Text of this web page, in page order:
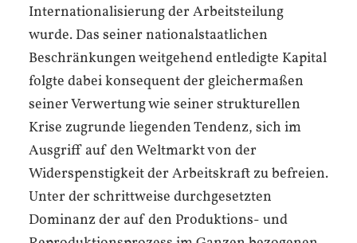
Internationalisierung der Arbeitsteilung
wurde. Das seiner nationalstaatlichen
Beschränkungen weitgehend entledigte Kapital
folgte dabei konsequent der gleichermaßen
seiner Verwertung wie seiner strukturellen
Krise zugrunde liegenden Tendenz, sich im
Ausgriff auf den Weltmarkt von der
Widerspenstigkeit der Arbeitskraft zu befreien.
Unter der schrittweise durchgesetzten
Dominanz der auf den Produktions- und